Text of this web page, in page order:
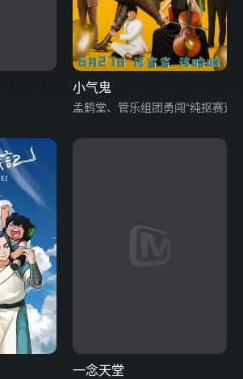
小气鬼
孟鹤堂、管乐组团勇闯“纯抠赛道”
一念天堂